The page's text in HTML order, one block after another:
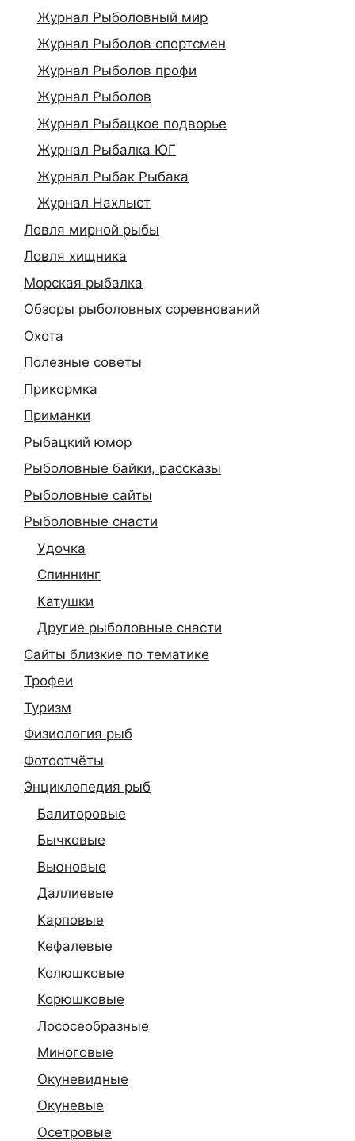
Журнал Рыболовный мир
Журнал Рыболов спортсмен
Журнал Рыболов профи
Журнал Рыболов
Журнал Рыбацкое подворье
Журнал Рыбалка ЮГ
Журнал Рыбак Рыбака
Журнал Нахлыст
Ловля мирной рыбы
Ловля хищника
Морская рыбалка
Обзоры рыболовных соревнований
Охота
Полезные советы
Прикормка
Приманки
Рыбацкий юмор
Рыболовные байки, рассказы
Рыболовные сайты
Рыболовные снасти
Удочка
Спиннинг
Катушки
Другие рыболовные снасти
Сайты близкие по тематике
Трофеи
Туризм
Физиология рыб
Фотоотчёты
Энциклопедия рыб
Балиторовые
Бычковые
Вьюновые
Даллиевые
Карповые
Кефалевые
Колюшковые
Корюшковые
Лососеобразные
Миноговые
Окуневидные
Окуневые
Осетровые